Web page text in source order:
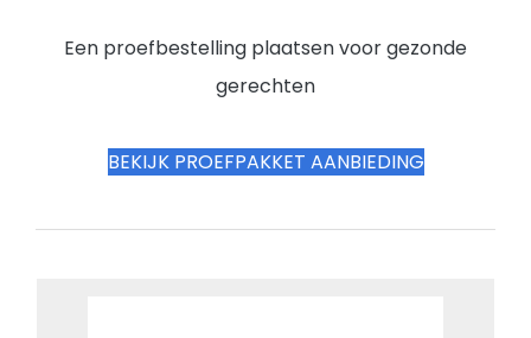
Een proefbestelling plaatsen voor gezonde
gerechten
BEKIJK PROEFPAKKET AANBIEDING